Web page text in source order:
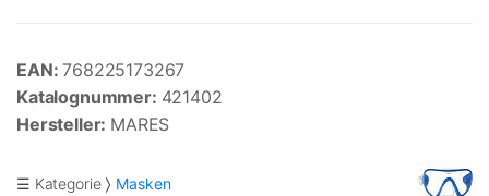
EAN: 768225173267
Katalognummer: 421402
Hersteller: MARES
☰ Kategorie Masken